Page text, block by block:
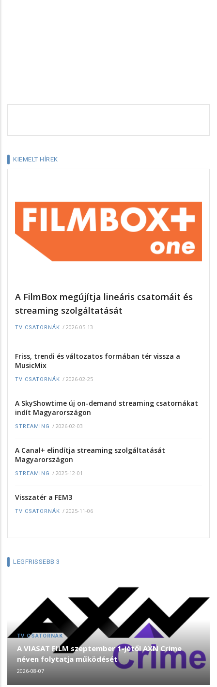
KIEMELT HÍREK
A FilmBox megújítja lineáris csatornáit és
streaming szolgáltatását
TV CSATORNÁK / 2026-05-13
Friss, trendi és változatos formában tér vissza a
MusicMix
TV CSATORNÁK / 2026-02-25
A SkyShowtime új on-demand streaming csatornákat
indít Magyarországon
STREAMING / 2026-02-03
A Canal+ elindítja streaming szolgáltatását
Magyarországon
STREAMING / 2025-12-01
Visszatér a FEM3
TV CSATORNÁK / 2025-11-06
LEGFRISSEBB 3
TV CSATORNÁK
A VIASAT FILM szeptember 1-jétől AXN Crime
néven folytatja működését
2026-08-07